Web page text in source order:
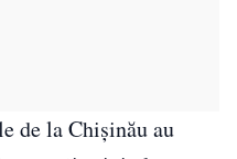
de la Chișinău au